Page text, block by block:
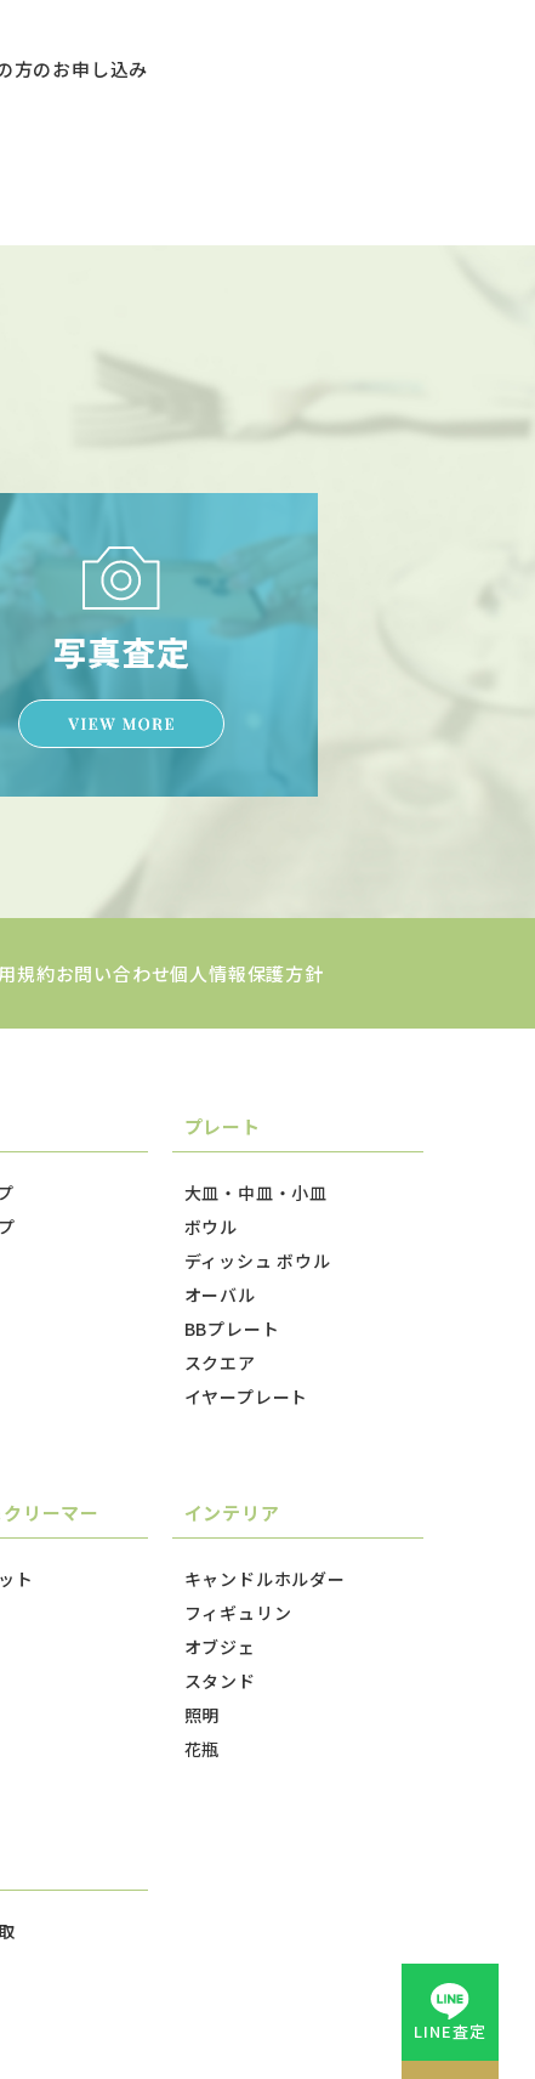
のお申し込み
LINE査定
規約お問い合わせ個人情報保護方針
プレート
大皿・中皿・小皿
ボウル
ディッシュ ボウル
オーバル
BBプレート
スクエア
イヤープレート
リーマー
ト
インテリア
キャンドルホルダー
フィギュリン
オブジェ
スタンド
照明
花瓶